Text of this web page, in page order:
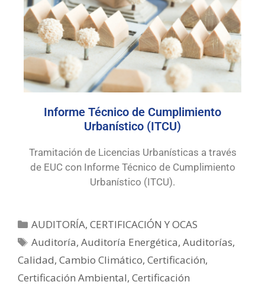
Informe Técnico de Cumplimiento
Urbanístico (ITCU)
Tramitación de Licencias Urbanísticas a través
de EUC con Informe Técnico de Cumplimiento
Urbanístico (ITCU).
AUDITORÍA, CERTIFICACIÓN Y OCAS
Auditoría,Auditoría Energética,Auditorías,
Calidad, Cambio Climático, Certificación,
Certificación Ambiental, Certificación